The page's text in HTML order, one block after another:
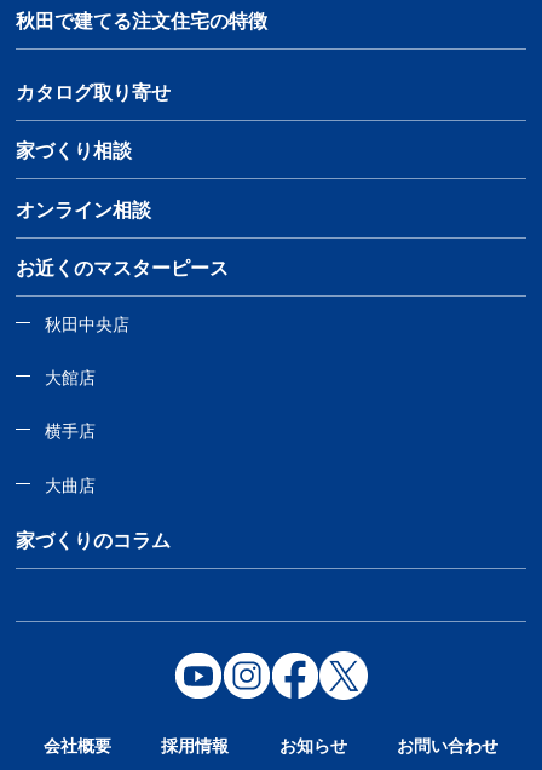
秋田で建てる注文住宅の特徴
カタログ取り寄せ
家づくり相談
オンライン相談
お近くのマスターピース
秋田中央店
大館店
横手店
大曲店
家づくりのコラム
会社概要 採用情報 お知らせ お問い合わせ